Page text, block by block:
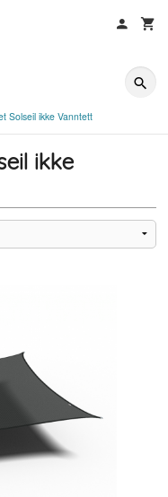
Solseil ikke Vanntett
ikke